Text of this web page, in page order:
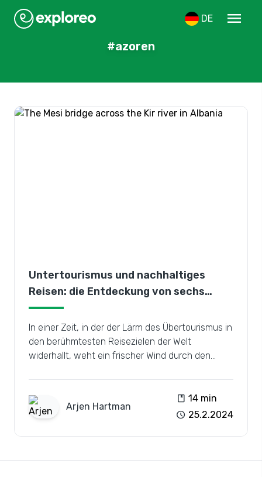
DE menu
#azoren
Untertourismus und nachhaltiges
Reisen: die Entdeckung von sechs
versteckten Juwelen
In einer Zeit, in der der Lärm des Übertourismus in
den berühmtesten Reisezielen der Welt
widerhallt, weht ein frischer Wind durch den
weniger bekannter Orte einsetzt und gleichzeitig
nachhaltige Reisepraktiken fördert.
Arjen Hartman
book 14 min
schedule 25.2.2024